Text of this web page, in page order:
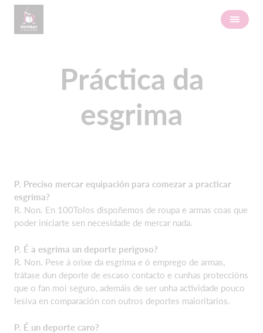
Práctica da
esgrima
P. Preciso mercar equipación para comezar a practicar
esgrima?
R. Non. En 100Tolos dispoñemos de roupa e armas coas que
poder iniciarte sen necesidade de mercar nada.
P. É a esgrima un deporte perigoso?
R. Non. Pese á orixe da esgrima e ó emprego de armas,
trátase dun deporte de escaso contacto e cunhas proteccións
que o fan moi seguro, ademáis de ser unha actividade pouco
lesiva en comparación con outros deportes maioritarios.
P. É un deporte caro?